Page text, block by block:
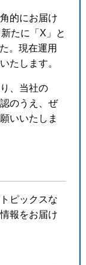
的にお届け
たに「X」と
。現在運用
たします。
、当社の
のうえ、ぜ
いいたしま
ピックスな
報をお届け